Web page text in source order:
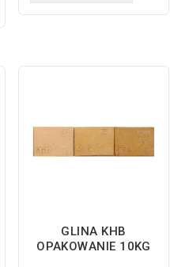
GLINA KHB
OPAKOWANIE 10KG